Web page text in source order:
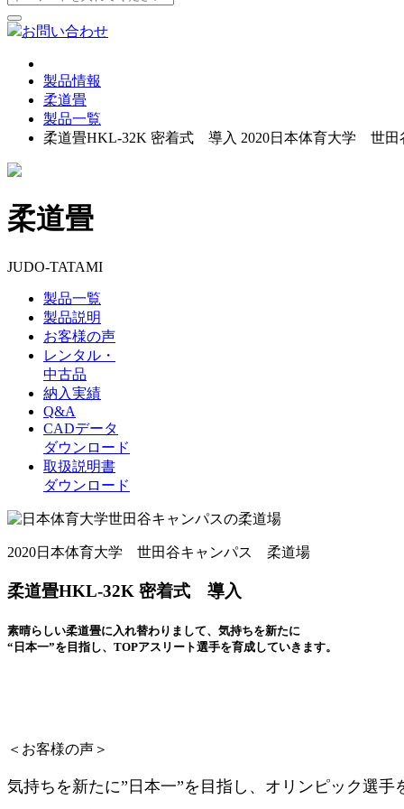
お問い合わせ
製品情報
柔道畳
製品一覧
柔道畳HKL-32K 密着式 導入 2020日本体育大学 世
柔道畳
JUDO-TATAMI
製品一覧
製品説明
お客様の声
レンタル・
中古品
納入実績
Q&A
CADデータ
ダウンロード
取扱説明書
ダウンロード
2020日本体育大学 世田谷キャンパス 柔道場
柔道畳HKL-32K 密着式 導入
素晴らしい柔道畳に入れ替わりまして、気持ちを新たに
“日本一”を目指し、TOPアスリート選手を育成していきます。
＜お客様の声＞
気持ちを新たに”日本一”を目指し、オリンピック選手